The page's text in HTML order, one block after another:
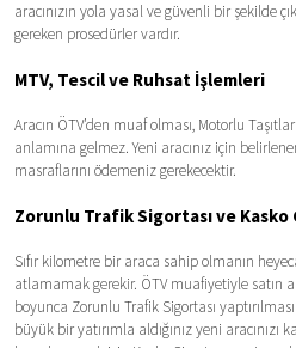
aracınızın yola yasal ve güvenli bir şekilde
gereken prosedürler vardır.
MTV, Tescil ve Ruhsat İşlemleri
Aracın ÖTV’den muaf olması, Motorlu
anlamına gelmez. Yeni aracınız için
masraflarını ödemeniz gerekecektir.
Zorunlu Trafik Sigortası ve
Sıfır kilometre bir araca sahip olmanın
atlamamak gerekir. ÖTV muafiyetiyle satın
boyunca Zorunlu Trafik Sigortası
büyük bir yatırımla aldığınız yeni aracınızı